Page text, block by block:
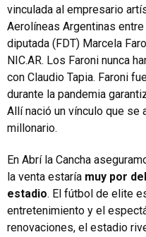
vinculada al empresario
Aerolíneas Argentinas
diputada (FDT) Marcela
NIC.AR. Los Faroni nunca
con Claudio Tapia. Faroni
durante la pandemia
Allí nació un vínculo que se
millonario.
En Abrí la Cancha
la venta estaría muy por
estadio. El fútbol de elite
entretenimiento y el
renovaciones, el estadio